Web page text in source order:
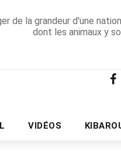
de la grandeur d'une
dont les animaux y
VIDÉOS